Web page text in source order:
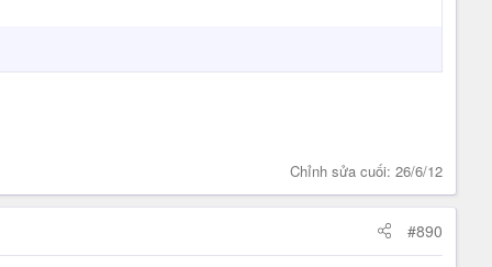
Chỉnh sửa cuối: 26/6/12
#890